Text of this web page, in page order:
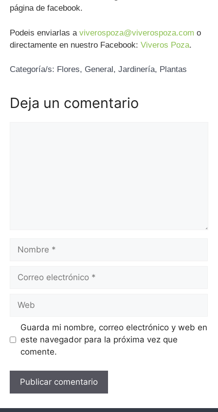
página de facebook.
Podeis enviarlas a viverospoza@viverospoza.com o
directamente en nuestro Facebook: Viveros Poza.
Categoría/s: Flores, General, Jardinería, Plantas
Deja un comentario
Guarda mi nombre, correo electrónico y web en
este navegador para la próxima vez que
comente.